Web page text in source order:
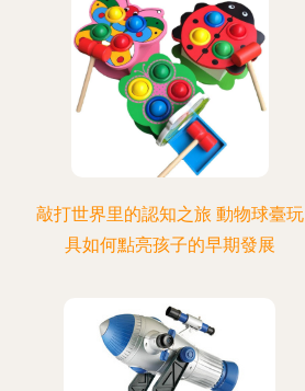
敲打世界里的認知之旅 動物球臺玩
具如何點亮孩子的早期發展